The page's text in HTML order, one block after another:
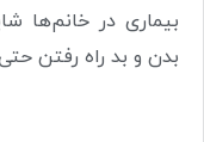
بیماری در خانم‌ها
بدن و بد راه رفتن